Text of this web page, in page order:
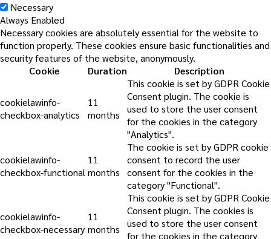
Necessary
Always Enabled
Necessary cookies are absolutely essential for the website to
function properly. These cookies ensure basic functionalities and
security features of the website, anonymously.
Cookie
Duration Description
cookielawinfo-
checkbox-analytics
11
months
This cookie is set by GDPR Cookie
Consent plugin. The cookie is
used to store the user consent
for the cookies in the category
"Analytics".
cookielawinfo-
checkbox-functional
11
months
The cookie is set by GDPR cookie
consent to record the user
consent for the cookies in the
category "Functional".
cookielawinfo-
checkbox-necessary
11
months
This cookie is set by GDPR Cookie
Consent plugin. The cookies is
used to store the user consent
for the cookies in the category